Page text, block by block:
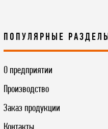
ПОПУЛЯРНЫЕ РАЗДЕЛЫ
О предприятии
Производство
Заказ продукции